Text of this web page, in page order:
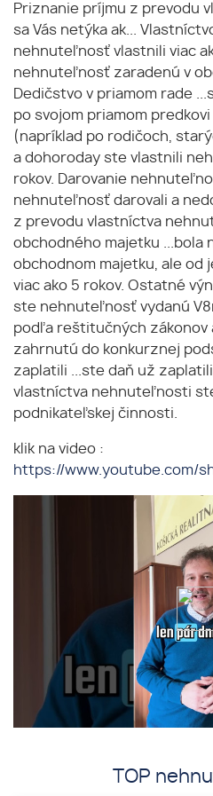
Priznanie príjmu z prevodu
sa Vás netýka ak...
nehnuteľnosť vlastnili viac
nehnuteľnosť zaradenú v
Dedičstvo v priamom rade
po svojom priamom
(napríklad po rodičoch,
a dohoroday ste vlastnili
rokov. Darovanie
nehnuteľnosť darovali a
z prevodu vlastníctva
obchodného majetku
obchodnom majetku, ale od
viac ako 5 rokov. Ostatné
ste nehnuteľnosť vydanú
podľa reštitučných
zahrnutú do konkurznej
zaplatili ...ste daň už
vlastníctva nehnuteľnosti
podnikateľskej činnosti.
klik na video :
https://www.youtube.com/
TOP